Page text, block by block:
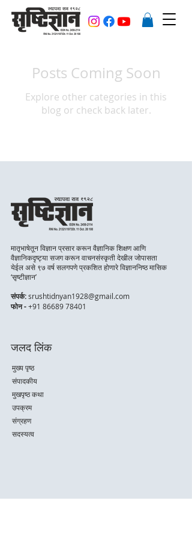
Posts Coming Soon
Explore other categories in this
blog or check back later.
मातृभाषेतून विज्ञान प्रसार करून वैज्ञानिक शिक्षण आणि
वैज्ञानिकदृष्ट्या सजग करून वाचनसंस्कृती देखील जोपासता
येईल असे ९७ वर्ष सलगपणे प्रकशित होणारे विज्ञाननिष्ठ मासिक
‘सृष्टीज्ञान’
संपर्क:srushtidnyan1928@gmail.com
फोन -+91 86689 78401
जलद लिंक
मुख्य पृष्ठ
संपादकीय
मुखपृष्ठ कथा
उपक्रम
संग्रहण
सदस्यत्व